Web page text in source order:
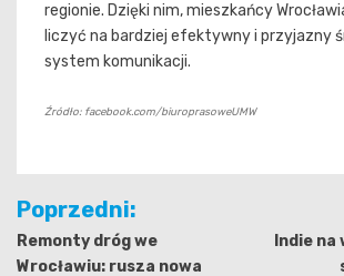
regionie. Dzięki nim, mieszkańcy
liczyć na bardziej efektywny i przyjazny
system komunikacji.
Źródło: facebook.com/biuroprasoweUMW
Nawigacja
wpisu
Poprzedni:
Remonty dróg we
Wrocławiu: rusza nowa
Indie